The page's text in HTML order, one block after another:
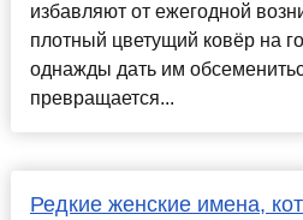
избавляют от ежегодной
плотный цветущий ковёр на
однажды дать им
превращается...
Редкие женские имена,